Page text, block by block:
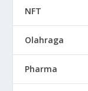
NFT
Olahraga
Pharma